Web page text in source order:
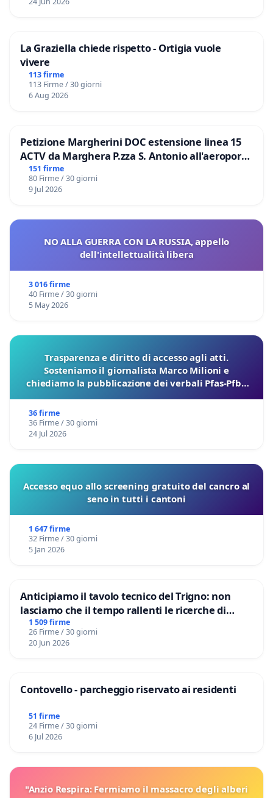
La Graziella chiede rispetto - Ortigia vuole
vivere
113 firme
113 Firme / 30 giorni
6 Aug 2026
Petizione Margherini DOC estensione linea 15
ACTV da Marghera P.zza S. Antonio all'aeroporto
Marco Polo tariffa a € 1,50
151 firme
80 Firme / 30 giorni
9 Jul 2026
NO ALLA GUERRA CON LA RUSSIA, appello
dell'intellettualità libera
3 016 firme
40 Firme / 30 giorni
5 May 2026
Trasparenza e diritto di accesso agli atti.
Sosteniamo il giornalista Marco Milioni e
chiediamo la pubblicazione dei verbali Pfas-Pfba
36 firme
36 Firme / 30 giorni
24 Jul 2026
Accesso equo allo screening gratuito del cancro al
seno in tutti i cantoni
1 647 firme
32 Firme / 30 giorni
5 Jan 2026
Anticipiamo il tavolo tecnico del Trigno: non
lasciamo che il tempo rallenti le ricerche di
Domenico Racanati
1 509 firme
26 Firme / 30 giorni
20 Jun 2026
Contovello - parcheggio riservato ai residenti
51 firme
24 Firme / 30 giorni
6 Jul 2026
"Anzio Respira: Fermiamo il massacro degli alberi